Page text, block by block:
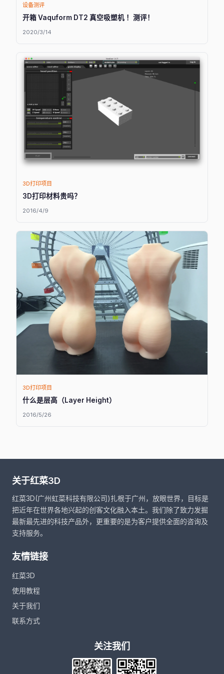
设备测评
开箱 Vaquform DT2 真空吸塑机 ！测评！
2020/3/14
3D打印项目
3D打印材料贵吗？
2016/4/9
3D打印项目
什么是层高（Layer Height）
2016/5/26
关于红菜3D
红菜3D(广州虹菜科技有限公司)扎根于广州，放眼世界，目标是
把近年在世界各地兴起的创客文化融入本土。我们除了致力发掘
最新最先进的科技产品外，更重要的是为客户提供全面的咨询及
支持服务。
友情链接
红菜3D
使用教程
关于我们
联系方式
关注我们